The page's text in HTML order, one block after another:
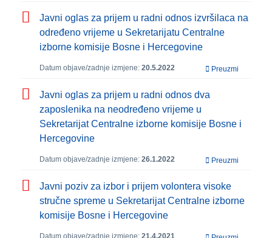
Javni oglas za prijem u radni odnos izvršilaca na
određeno vrijeme u Sekretarijatu Centralne
izborne komisije Bosne i Hercegovine
Datum objave/zadnje izmjene: 20.5.2022 Preuzmi
Javni oglas za prijem u radni odnos dva
zaposlenika na neodređeno vrijeme u
Sekretarijat Centralne izborne komisije Bosne i
Hercegovine
Datum objave/zadnje izmjene: 26.1.2022 Preuzmi
Javni poziv za izbor i prijem volontera visoke
stručne spreme u Sekretarijat Centralne izborne
komisije Bosne i Hercegovine
Datum objave/zadnje izmjene: 21.4.2021